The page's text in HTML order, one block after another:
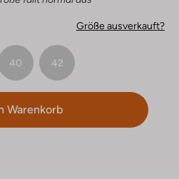
Größe ausverkauft?
40 42
Warenkorb